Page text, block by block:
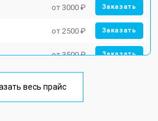
от 3000 ₽ Заказать
от 2500 ₽ Заказать
от 3500 ₽ Заказать
от 2400 ₽
весь прайс